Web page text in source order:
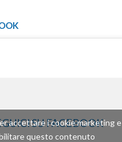
SU FACEBOOK
accettare i cookie marketing e
questo contenuto